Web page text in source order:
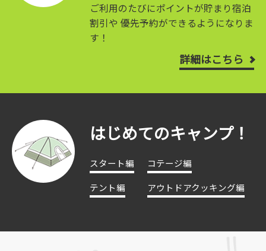
ご利用のたびにポイントが貯まり宿泊
割引や 優先予約ができるようになりま
す！
詳細はこちら
はじめてのキャンプ！
スタート編
コテージ編
テント編
アウトドアクッキング編